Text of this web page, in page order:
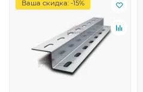
Ваша скидка: -15%